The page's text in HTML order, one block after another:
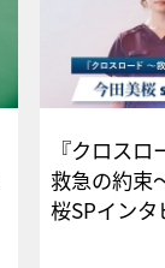
『クロス
救急の約束
桜SPイ